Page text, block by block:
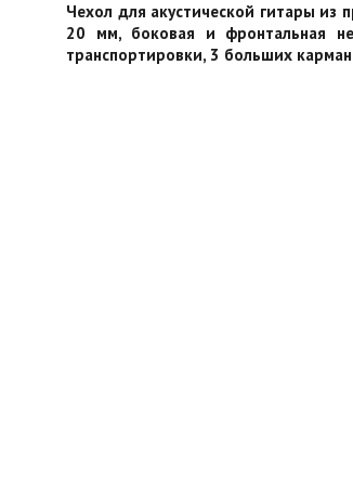
Чехол для акустической гитары из
20 мм, боковая и фронтальная
транспортировки, 3 больших